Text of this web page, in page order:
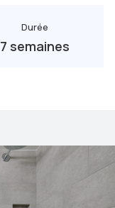
Durée
7 semaines